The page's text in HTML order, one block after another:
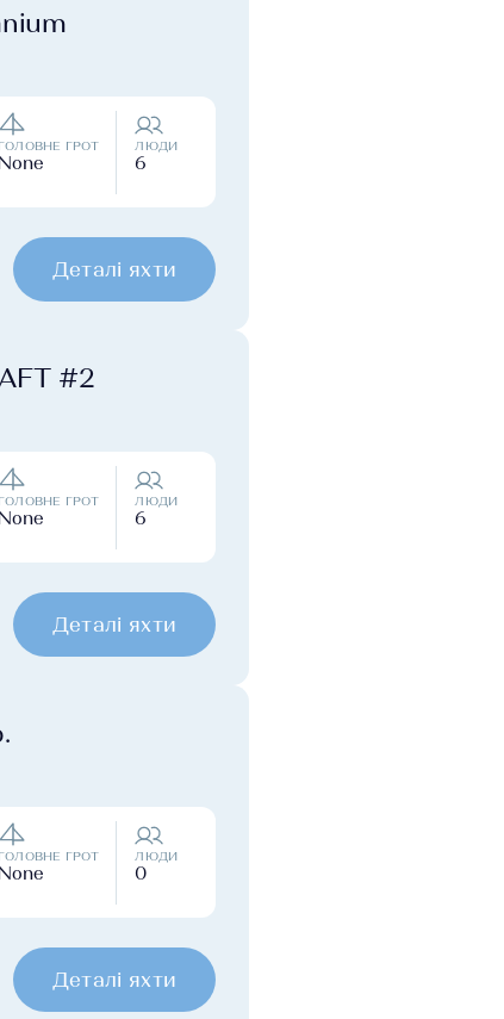
ГОЛОВНЕ ГРОТ
None
ЛЮДИ
6
Деталі яхти
#2
ГОЛОВНЕ ГРОТ
None
ЛЮДИ
6
Деталі яхти
ГОЛОВНЕ ГРОТ
None
ЛЮДИ
0
Деталі яхти